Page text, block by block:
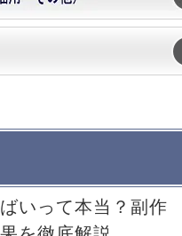
いって本当？副作